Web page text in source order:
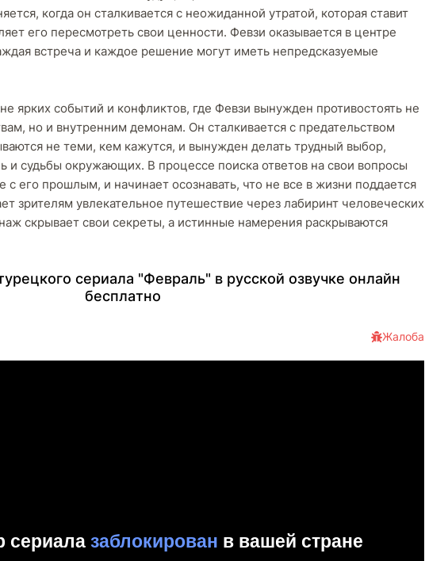
когда он сталкивается с неожиданной утратой, которая ставит
его пересмотреть свои ценности. Февзи оказывается в центре
встреча и каждое решение могут иметь непредсказуемые
ярких событий и конфликтов, где Февзи вынужден противостоять не
но и внутренним демонам. Он сталкивается с предательством
не теми, кем кажутся, и вынужден делать трудный выбор,
и судьбы окружающих. В процессе поиска ответов на свои вопросы
с его прошлым, и начинает осознавать, что не все в жизни поддается
зрителям увлекательное путешествие через лабиринт человеческих
скрывает свои секреты, а истинные намерения раскрываются
cepиaлa "Февраль" в pуccкoй oзвучкe oнлaйн
бecплaтнo
Жалоба